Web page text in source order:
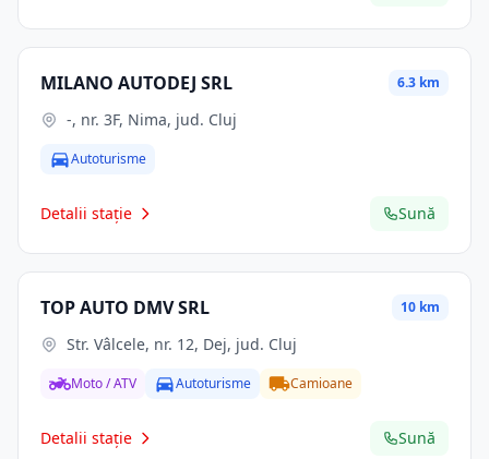
MILANO AUTODEJ SRL 6.3 km
-, nr. 3F, Nima, jud. Cluj
Autoturisme
Detalii stație Sună
TOP AUTO DMV SRL 10 km
Str. Vâlcele, nr. 12, Dej, jud. Cluj
Moto / ATV Autoturisme Camioane
Detalii stație Sună